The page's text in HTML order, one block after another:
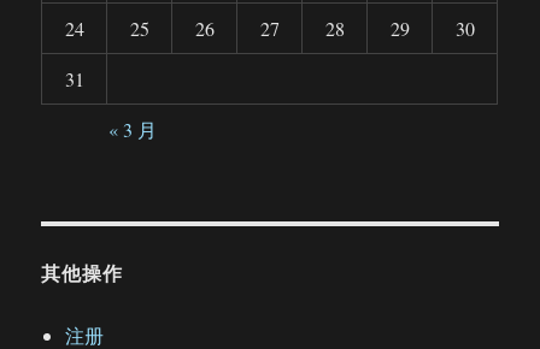
24
25 26 27 28 29
30
31
« 3 月
其他操作
注册